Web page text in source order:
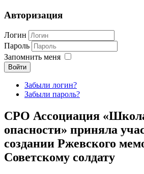
Авторизация
Логин
Пароль
Запомнить меня
Войти
Забыли логин?
Забыли пароль?
CРО Ассоциация
опасности» приняла
создании Ржевского
Советскому солдату